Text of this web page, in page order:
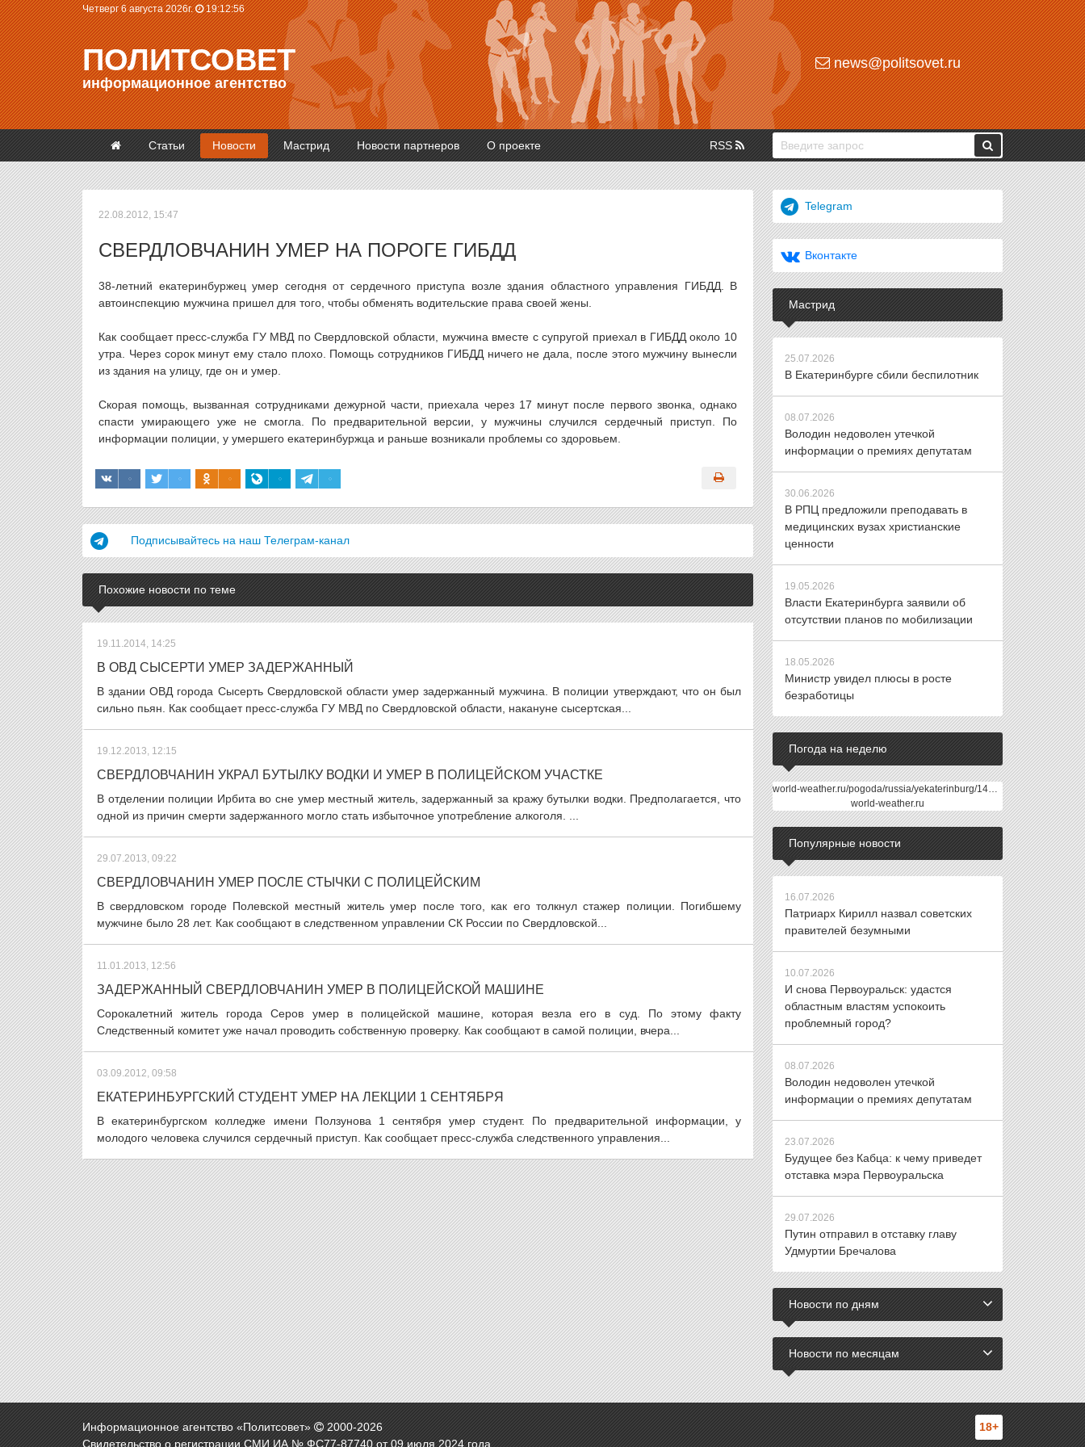
Четверг 6 августа 2026г. 19:12:57
ПОЛИТСОВЕТ
информационное агентство
news@politsovet.ru
Статьи Новости Мастрид Новости партнеров О проекте RSS
22.08.2012, 15:47
СВЕРДЛОВЧАНИН УМЕР НА ПОРОГЕ ГИБДД
38-летний екатеринбуржец умер сегодня от сердечного приступа возле здания областного управления ГИБДД. В
автоинспекцию мужчина пришел для того, чтобы обменять водительские права своей жены.
Как сообщает пресс-служба ГУ МВД по Свердловской области, мужчина вместе с супругой приехал в ГИБДД около 10
утра. Через сорок минут ему стало плохо. Помощь сотрудников ГИБДД ничего не дала, после этого мужчину вынесли
из здания на улицу, где он и умер.
Скорая помощь, вызванная сотрудниками дежурной части, приехала через 17 минут после первого звонка, однако
спасти умирающего уже не смогла. По предварительной версии, у мужчины случился сердечный приступ. По
информации полиции, у умершего екатеринбуржца и раньше возникали проблемы со здоровьем.
Подписывайтесь на наш Телеграм-канал
Похожие новости по теме
19.11.2014, 14:25
В ОВД СЫСЕРТИ УМЕР ЗАДЕРЖАННЫЙ
В здании ОВД города Сысерть Свердловской области умер задержанный мужчина. В полиции утверждают, что он был
сильно пьян. Как сообщает пресс-служба ГУ МВД по Свердловской области, накануне сысертская...
19.12.2013, 12:15
СВЕРДЛОВЧАНИН УКРАЛ БУТЫЛКУ ВОДКИ И УМЕР В ПОЛИЦЕЙСКОМ УЧАСТКЕ
В отделении полиции Ирбита во сне умер местный житель, задержанный за кражу бутылки водки. Предполагается, что
одной из причин смерти задержанного могло стать избыточное употребление алкоголя. ...
29.07.2013, 09:22
СВЕРДЛОВЧАНИН УМЕР ПОСЛЕ СТЫЧКИ С ПОЛИЦЕЙСКИМ
В свердловском городе Полевской местный житель умер после того, как его толкнул стажер полиции. Погибшему
мужчине было 28 лет. Как сообщают в следственном управлении СК России по Свердловской...
11.01.2013, 12:56
ЗАДЕРЖАННЫЙ СВЕРДЛОВЧАНИН УМЕР В ПОЛИЦЕЙСКОЙ МАШИНЕ
Сорокалетний житель города Серов умер в полицейской машине, которая везла его в суд. По этому факту
Следственный комитет уже начал проводить собственную проверку. Как сообщают в самой полиции, вчера...
03.09.2012, 09:58
ЕКАТЕРИНБУРГСКИЙ СТУДЕНТ УМЕР НА ЛЕКЦИИ 1 СЕНТЯБРЯ
В екатеринбургском колледже имени Ползунова 1 сентября умер студент. По предварительной информации, у
молодого человека случился сердечный приступ. Как сообщает пресс-служба следственного управления...
Telegram
Вконтакте
Мастрид
25.07.2026
В Екатеринбурге сбили беспилотник
08.07.2026
Володин недоволен утечкой
информации о премиях депутатам
30.06.2026
В РПЦ предложили преподавать в
медицинских вузах христианские
ценности
19.05.2026
Власти Екатеринбурга заявили об
отсутствии планов по мобилизации
18.05.2026
Министр увидел плюсы в росте
безработицы
Погода на неделю
world-weather.ru/pogoda/russia/yekaterinburg/14days/
world-weather.ru
Популярные новости
16.07.2026
Патриарх Кирилл назвал советских
правителей безумными
10.07.2026
И снова Первоуральск: удастся
областным властям успокоить
проблемный город?
08.07.2026
Володин недоволен утечкой
информации о премиях депутатам
23.07.2026
Будущее без Кабца: к чему приведет
отставка мэра Первоуральска
29.07.2026
Путин отправил в отставку главу
Удмуртии Бречалова
Новости по дням
Новости по месяцам
Информационное агентство «Политсовет» 2000-2026
Свидетельство о регистрации СМИ ИА № ФС77-87740 от 09 июля 2024 года.
18+